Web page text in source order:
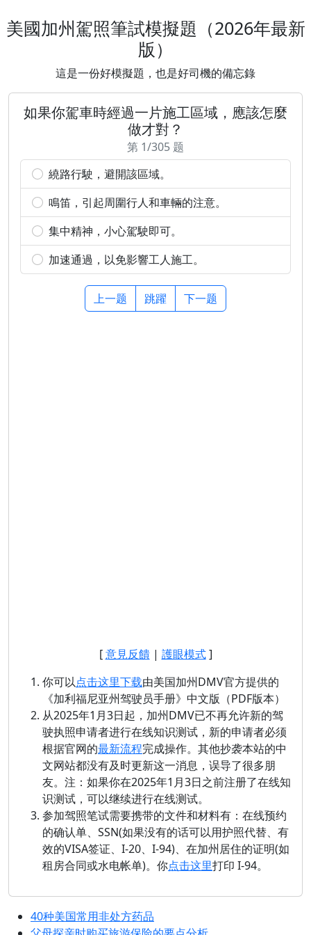
美國加州駕照筆試模擬題（2026年最新
版）
這是一份好模擬題，也是好司機的備忘錄
如果你駕車時經過一片施工區域，應該怎麼
做才對？
第 1/305 题
繞路行駛，避開該區域。
鳴笛，引起周圍行人和車輛的注意。
集中精神，小心駕駛即可。
加速通過，以免影響工人施工。
上一题 跳躍 下一题
[意見反饋| 護眼模式]
你可以点击这里下载由美国加州DMV官方提供的
《加利福尼亚州驾驶员手册》中文版（PDF版本）
从2025年1月3日起，加州DMV已不再允许新的驾
驶执照申请者进行在线知识测试，新的申请者必须
根据官网的最新流程完成操作。其他抄袭本站的中
文网站都没有及时更新这一消息，误导了很多朋
友。注：如果你在2025年1月3日之前注册了在线知
识测试，可以继续进行在线测试。
参加驾照笔试需要携带的文件和材料有：在线预约
的确认单、SSN(如果没有的话可以用护照代替、有
效的VISA签证、I-20、I-94)、在加州居住的证明(如
租房合同或水电帐单)。你点击这里打印 I-94。
40种美国常用非处方药品